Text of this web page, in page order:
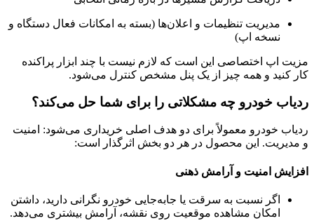
مدیریت تنظیمات و اعلان‌ها (بسته به امکانات فعال دستگاه و
نسخه اپ)
مزیت اپ اختصاصی این است که لازم نیست با چند ابزار پراکنده
کار کنید و همه چیز از یک پنل مشخص کنترل می‌شود.
ردیاب خودرو چه مشکلاتی را برای شما حل می‌کند؟
ردیاب خودرو معمولاً برای دو هدف اصلی خریداری می‌شود: امنیت
و مدیریت. این محصول در هر دو بخش اثرگذار است:
افزایش امنیت و آرامش ذهنی
اگر نسبت به سرقت یا جابه‌جایی خودرو نگرانی دارید، داشتن
امکان مشاهده موقعیت روی نقشه، آرامش بیشتری می‌دهد.